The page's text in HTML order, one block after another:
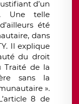
d’un
Une telle
été
dans
Il explique
du droit
Traité de la
sans la
».
8 de